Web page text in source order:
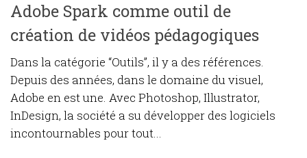
Adobe Spark comme outil de
création de vidéos pédagogiques
Dans la catégorie “Outils”, il y a des références.
Depuis des années, dans le domaine du visuel,
Adobe en est une. Avec Photoshop, Illustrator,
InDesign, la société a su développer des logiciels
incontournables pour tout...